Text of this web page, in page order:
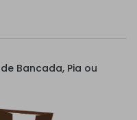
Bancada, Pia ou